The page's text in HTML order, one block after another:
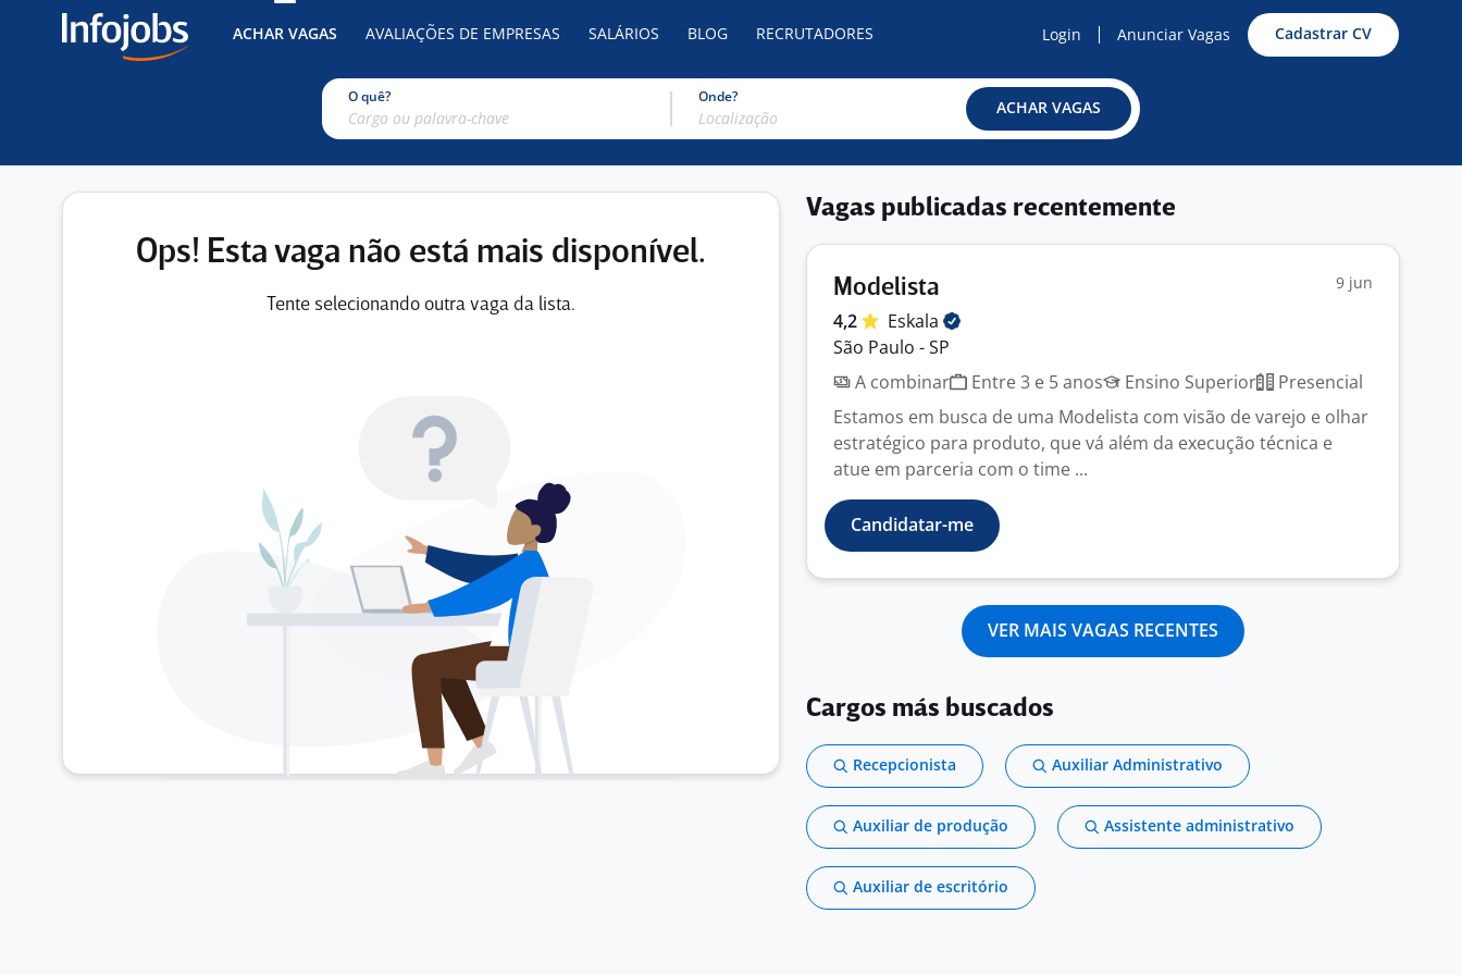
ACHAR VAGAS AVALIAÇÕES DE EMPRESAS SALÁRIOS BLOG RECRUTADORES Login Anunciar Vagas Cadastrar CV
O quê? Onde?
ACHAR VAGAS
Ops! Esta vaga não está mais disponível.
Tente selecionando outra vaga da lista.
Vagas publicadas recentemente
Modelista 9 jun
4,2
Eskala
São Paulo - SP
A combinar
Entre 3 e 5 anos Ensino Superior
Presencial
Estamos em busca de uma Modelista com visão de varejo e olhar
estratégico para produto, que vá além da execução técnica e
atue em parceria com o time ...
Candidatar-me
VER MAIS VAGAS RECENTES
Cargos más buscados
Recepcionista Auxiliar Administrativo
Auxiliar de produção Assistente administrativo
Auxiliar de escritório